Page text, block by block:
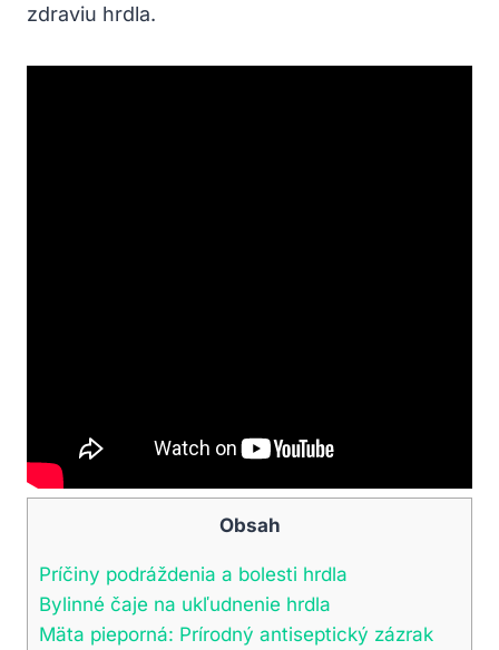
zdraviu hrdla.
Obsah
Príčiny podráždenia a bolesti hrdla
Bylinné čaje na ukľudnenie hrdla
Mäta pieporná: Prírodný antiseptický ‍zázrak